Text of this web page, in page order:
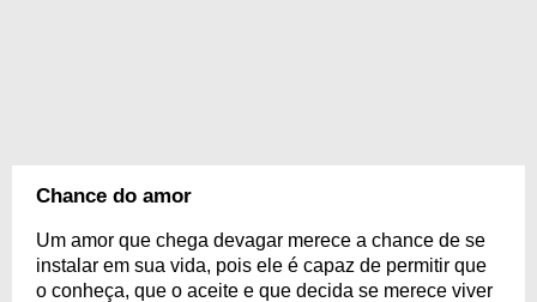
Chance do amor
Um amor que chega devagar merece a chance de se
instalar em sua vida, pois ele é capaz de permitir que
o conheça, que o aceite e que decida se merece viver